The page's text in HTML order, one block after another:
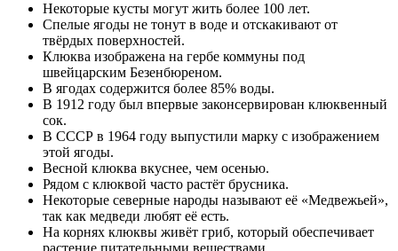
Некоторые кусты могут жить более 100 лет.
Спелые ягоды не тонут в воде и отскакивают от
твёрдых поверхностей.
Клюква изображена на гербе коммуны под
швейцарским Безенбюреном.
В ягодах содержится более 85% воды.
В 1912 году был впервые законсервирован клюквенный
сок.
В СССР в 1964 году выпустили марку с изображением
этой ягоды.
Весной клюква вкуснее, чем осенью.
Рядом с клюквой часто растёт брусника.
Некоторые северные народы называют её «Медвежьей»,
так как медведи любят её есть.
На корнях клюквы живёт гриб, который обеспечивает